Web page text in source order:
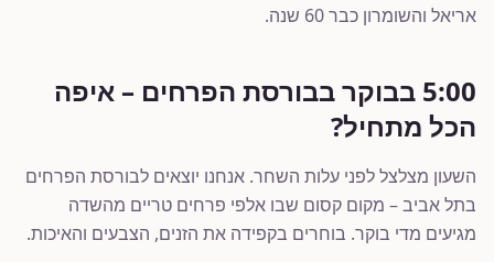
אריאל והשומרון כבר 60 שנה.
5:00 בבוקר בבורסת הפרחים – איפה
הכל מתחיל?
השעון מצלצל לפני עלות השחר. אנחנו יוצאים לבורסת הפרחים
בתל אביב – מקום קסום שבו אלפי פרחים טריים מהשדה
מגיעים מדי בוקר. בוחרים בקפידה את הזנים, הצבעים והאיכות.